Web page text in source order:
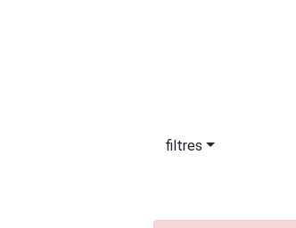
filtres